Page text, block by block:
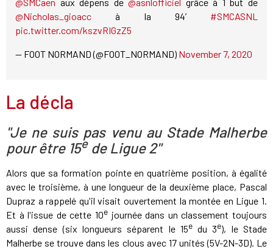
@Nicholas_gioacc à la 94’ #SMCASNL
pic.twitter.com/kszvRIGzZ5
— FOOT NORMAND (@FOOT_NORMAND) November 7, 2020
La décla
"Je ne suis pas venu au Stade Malherbe
pour être 15ede Ligue 2"
Alors que sa formation pointe en quatrième position, à égalité
avec le troisième, à une longueur de la deuxième place, Pascal
Dupraz a rappelé qu'il visait ouvertement la montée en Ligue 1.
Et à l'issue de cette 10e journée dans un classement toujours
aussi dense (six longueurs séparent le 15edu 3e), le Stade
Malherbe se trouve dans les clous avec 17 unités (5V-2N-3D). Le